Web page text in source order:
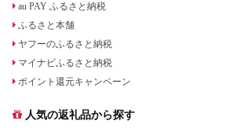
au PAY ふるさと納税
ふるさと本舗
ヤフーのふるさと納税
マイナビふるさと納税
ポイント還元キャンペーン
人気の返礼品から探す